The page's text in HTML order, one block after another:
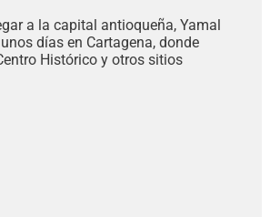
a la capital antioqueña, Yamal
días en Cartagena, donde
Histórico y otros sitios